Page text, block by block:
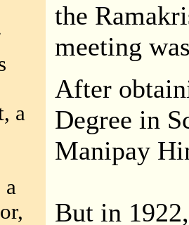
a
a
the
meeting
After
Degree in
Manipay
But in